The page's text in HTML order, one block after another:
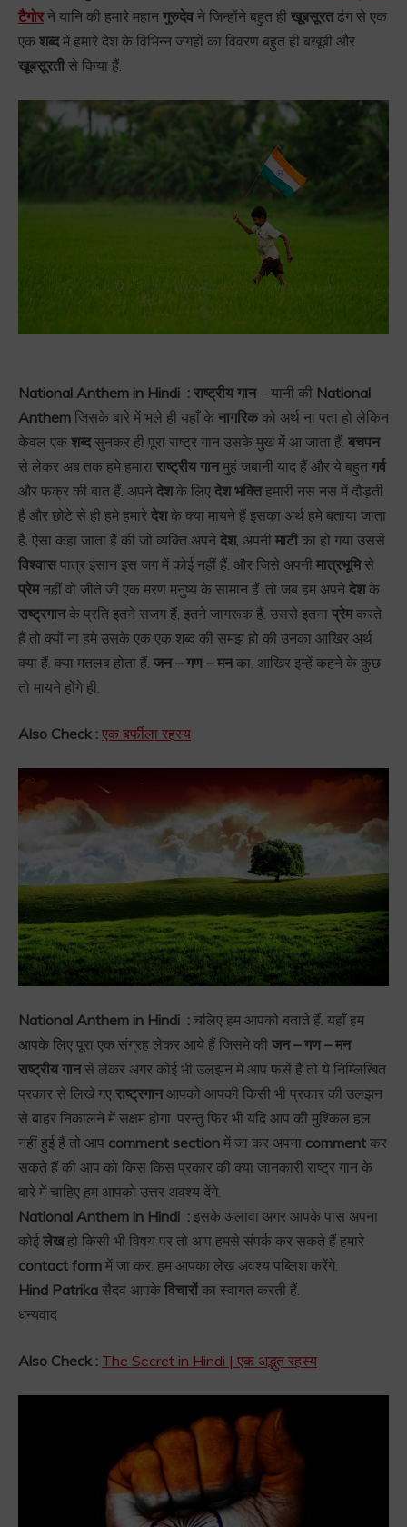
टैगोरने यानि की हमारे महान गुरुदेवने जिन्होंने बहुत ही खूबसूरतढंग से एक
एक शब्दमें हमारे देश के विभिन्न जगहों का विवरण बहुत ही बखूबी और
खूबसूरतीसे किया हैं.
National Anthem in Hindi : राष्ट्रीय गान– यानी की National
Anthem जिसके बारे में भले ही यहाँ के नागरिकको अर्थ ना पता हो लेकिन
केवल एक शब्दसुनकर ही पूरा राष्ट्र गान उसके मुख में आ जाता हैं. बचपन
से लेकर अब तक हमे हमारा राष्ट्रीय गानमुहं जबानी याद हैं और ये बहुत गर्व
और फक्र की बात हैं. अपने देशके लिए देश भक्तिहमारी नस नस में दौड़ती
हैं और छोटे से ही हमे हमारे देशके क्या मायने हैं इसका अर्थ हमे बताया जाता
हैं. ऐसा कहा जाता हैं की जो व्यक्ति अपने देश, अपनी माटीका हो गया उससे
विश्वासपात्र इंसान इस जग में कोई नहीं हैं. और जिसे अपनी मात्रभूमिसे
प्रेमनहीं वो जीते जी एक मरण मनुष्य के सामान हैं. तो जब हम अपने देशके
राष्ट्रगानके प्रति इतने सजग हैं, इतने जागरूक हैं. उससे इतना प्रेमकरते
हैं तो क्यों ना हमे उसके एक एक शब्द की समझ हो की उनका आखिर अर्थ
क्या हैं. क्या मतलब होता हैं. जन – गण – मनका. आखिर इन्हें कहने के कुछ
तो मायने होंगे ही.
Also Check : एक बर्फीला रहस्य
National Anthem in Hindi : चलिए हम आपको बताते हैं. यहाँ हम
आपके लिए पूरा एक संग्रह लेकर आये हैं जिसमे की जन – गण – मन
राष्ट्रीय गानसे लेकर अगर कोई भी उलझन में आप फसें हैं तो ये निम्लिखित
प्रकार से लिखे गए राष्ट्रगानआपको आपकी किसी भी प्रकार की उलझन
से बाहर निकालने में सक्षम होगा. परन्तु फिर भी यदि आप की मुश्किल हल
नहीं हुई हैं तो आप comment section में जा कर अपना comment कर
सकते हैं की आप को किस किस प्रकार की क्या जानकारी राष्ट्र गान के
बारे में चाहिए हम आपको उत्तर अवश्य देंगे.
National Anthem in Hindi : इसके अलावा अगर आपके पास अपना
कोईलेखहो किसी भी विषय पर तो आप हमसे संपर्क कर सकते हैं हमारे
contact form में जा कर. हम आपका लेख अवश्य पब्लिश करेंगे.
Hind Patrika सैदव आपके विचारोंका स्वागत करती हैं.
धन्यवाद
Also Check : The Secret in Hindi | एक अद्भुत रहस्य